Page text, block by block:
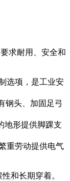
求耐用、安全和
选项，是工业安
钢头、加固足弓
地形提供脚踝支
重劳动提供电气
和长期穿着。